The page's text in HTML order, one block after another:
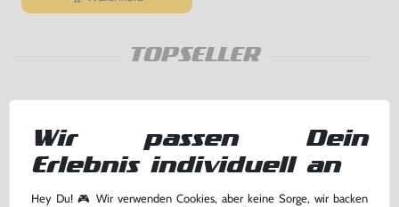
TOPSELLER
Wir passen Dein
Erlebnis individuell an
Hey Du! 🎮 Wir verwenden Cookies, aber keine Sorge, wir backen